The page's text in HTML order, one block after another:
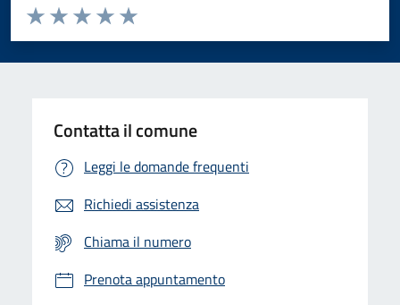
Domanda
Valuta da 1 a 5 stelle la pagina
Valuta 5 stelle su 5
Valuta 4 stelle su 5
Valuta 3 stelle su 5
Valuta 2 stelle su 5
Valuta 1 stelle su 5
Contatta il comune
Leggi le domande frequenti
Richiedi assistenza
Chiama il numero
Prenota appuntamento